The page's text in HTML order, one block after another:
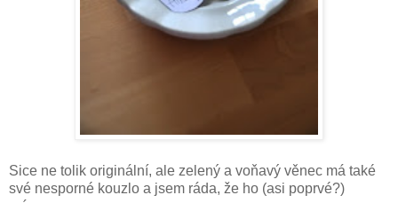
Sice ne tolik originální, ale zelený a voňavý věnec má také
své nesporné kouzlo a jsem ráda, že ho (asi poprvé?)